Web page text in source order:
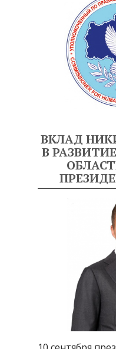
ВКЛАД
В